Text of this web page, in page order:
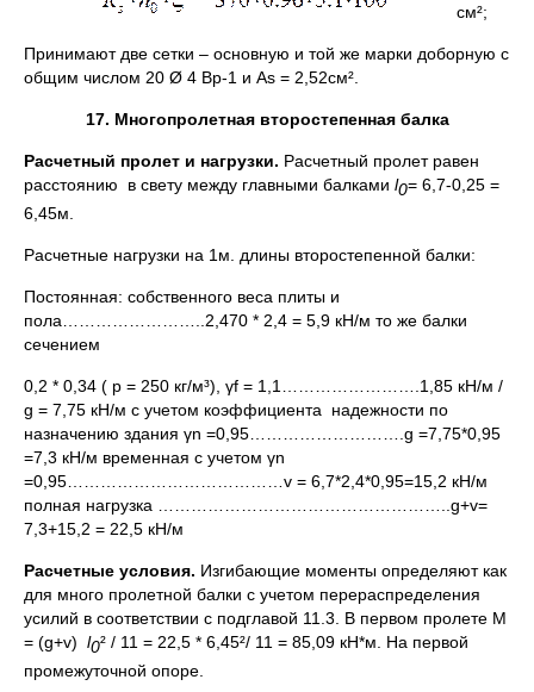
см²;
Принимают две сетки – основную и той же марки доборную с
общим числом 20 Ø 4 Вр-1 и Аs = 2,52см².
17. Многопролетная второстепенная балка
Расчетный пролет и нагрузки. Расчетный пролет равен
расстоянию в свету между главными балками l0= 6,7-0,25 =
6,45м.
Расчетные нагрузки на 1м. длины второстепенной балки:
Постоянная: собственного веса плиты и
пола……………………..2,470 * 2,4 = 5,9 кН/м то же балки
сечением
0,2 * 0,34 ( p = 250 кг/м³), γf = 1,1…………………….1,85 кН/м /
g = 7,75 кН/м с учетом коэффициента надежности по
назначению здания γn =0,95……………………….g =7,75*0,95
=7,3 кН/м временная с учетом γn
=0,95…………………………………v = 6,7*2,4*0,95=15,2 кН/м
полная нагрузка ……………………………………………..g+v=
7,3+15,2 = 22,5 кН/м
Расчетные условия. Изгибающие моменты определяют как
для много пролетной балки с учетом перераспределения
усилий в соответствии с подглавой 11.3. В первом пролете М
= (g+v) l0² / 11 = 22,5 * 6,45²/ 11 = 85,09 кН*м. На первой
промежуточной опоре.